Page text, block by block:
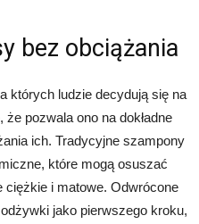
bez obciążania
których ludzie decydują się na
pozwala ono na dokładne
ich. Tradycyjne szampony
które mogą osuszać
ciężkie i matowe. Odwrócone
jako pierwszego kroku,